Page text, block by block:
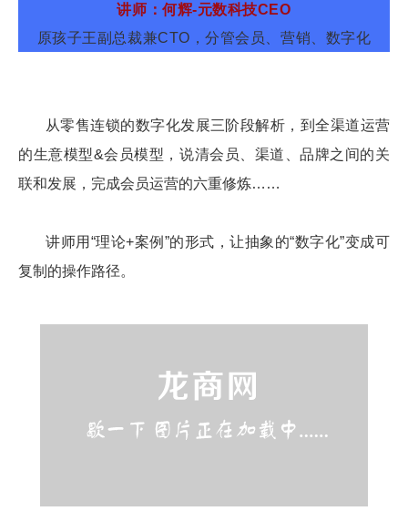
讲师：何辉-元数科技CEO
原孩子王副总裁兼CTO，分管会员、营销、数字化
从零售连锁的数字化发展三阶段解析，到全渠道运营
的生意模型&会员模型，说清会员、渠道、品牌之间的关
联和发展，完成会员运营的六重修炼……
讲师用“理论+案例”的形式，让抽象的“数字化”变成可
复制的操作路径。